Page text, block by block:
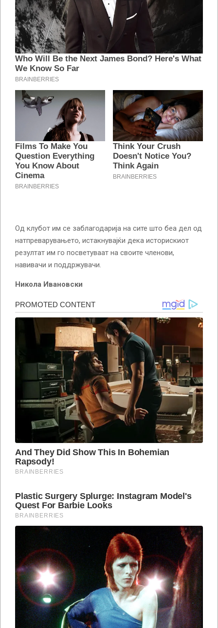
Од клубот им се заблагодарија на сите што беа дел од
натпреварувањето, истакнувајќи дека историскиот
резултат им го посветуваат на своите членови,
навивачи и поддржувачи.
Никола Ивановски